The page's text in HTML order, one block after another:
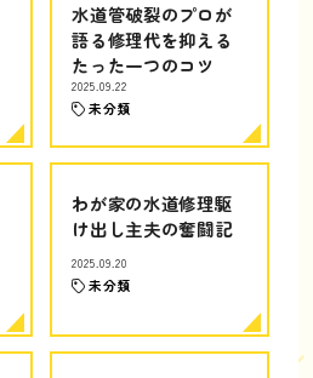
水道管破裂のプロが
語る修理代を抑える
たった一つのコツ
2025.09.22
未分類
わが家の水道修理駆
け出し主夫の奮闘記
2025.09.20
未分類